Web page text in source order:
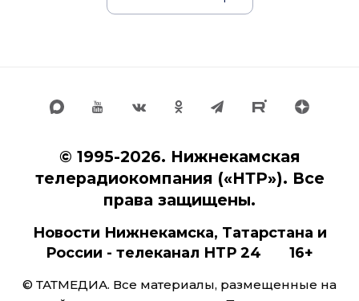
© 1995-2026. Нижнекамская
телерадиокомпания («НТР»). Все
права защищены.
Новости Нижнекамска, Татарстана и
России - телеканал НТР 24 16+
© ТАТМЕДИА. Все материалы, размещенные на